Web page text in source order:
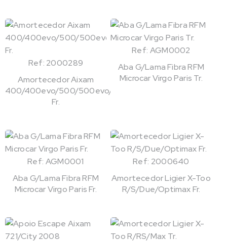
Ref: 2000289
Amortecedor Aixam
400/400evo/500/500evo/721
Fr.
Ref: AGM0002
Aba G/Lama Fibra RFM
Microcar Virgo Paris Tr.
Ref: AGM0001
Aba G/Lama Fibra RFM
Microcar Virgo Paris Fr.
Ref: 2000640
Amortecedor Ligier X-Too
R/S/Due/Optimax Fr.